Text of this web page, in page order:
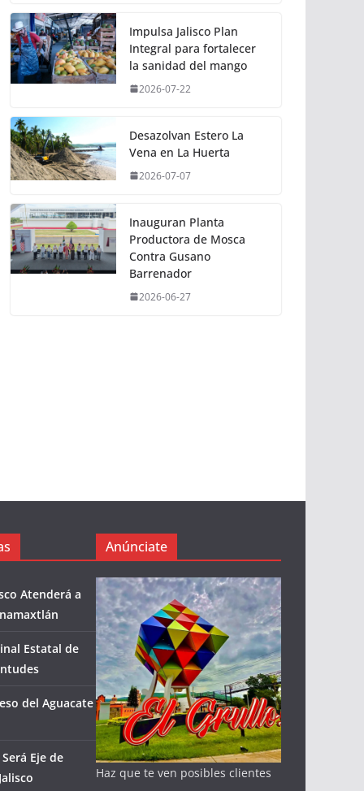
Impulsa Jalisco Plan
Integral para fortalecer
la sanidad del mango
2026-07-22
Desazolvan Estero La
Vena en La Huerta
2026-07-07
Inauguran Planta
Productora de Mosca
Contra Gusano
Barrenador
2026-06-27
Atenderá a
Estatal de
del Aguacate
Eje de
Anúnciate
Haz que te ven posibles clientes